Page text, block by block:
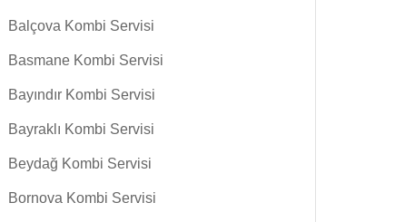
Balçova Kombi Servisi
Basmane Kombi Servisi
Bayındır Kombi Servisi
Bayraklı Kombi Servisi
Beydağ Kombi Servisi
Bornova Kombi Servisi